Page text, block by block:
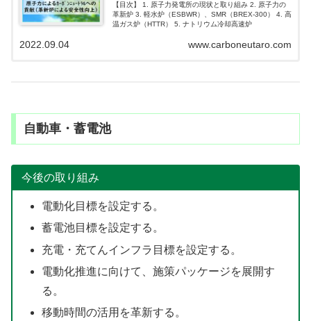
【目次】 1. 原子力発電所の現状と取り組み 2. 原子力の
革新炉 3. 軽水炉（ESBWR）、SMR（BREX-300） 4. 高
温ガス炉（HTTR） 5. ナトリウム冷却高速炉
www.carboneutaro.com
2022.09.04
自動車・蓄電池
今後の取り組み
電動化目標を設定する。
蓄電池目標を設定する。
充電・充てんインフラ目標を設定する。
電動化推進に向けて、施策パッケージを展開す
る。
移動時間の活用を革新する。